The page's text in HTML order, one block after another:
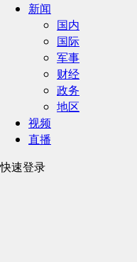
新闻
国内
国际
军事
财经
政务
地区
视频
直播
快速登录